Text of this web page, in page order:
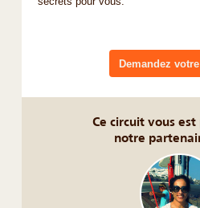
Demandez
Ce circuit vous
notre